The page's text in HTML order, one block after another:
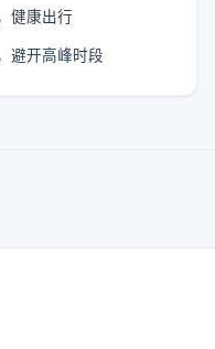
健康出行
避开高峰时段